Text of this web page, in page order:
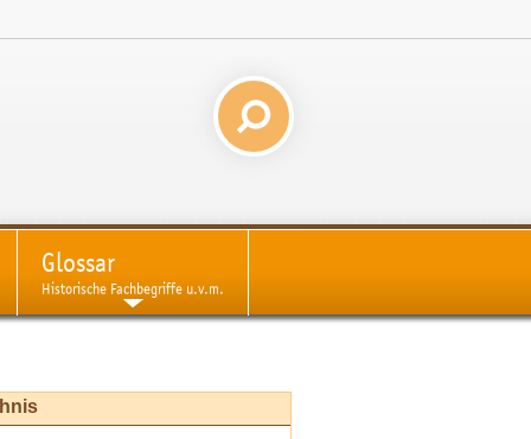
Glossar
Historische Fachbegriffe u.v.m.